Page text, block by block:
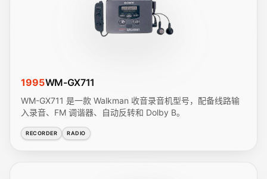
1995WM-GX711
WM-GX711 是一款 Walkman 收音录音机型号，配备线路输
入录音、FM 调谐器、自动反转和 Dolby B。
RECORDER RADIO